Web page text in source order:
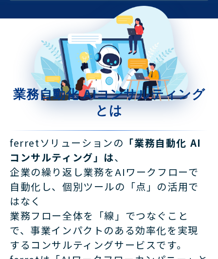
業務自動化 AIコンサルティング
とは
ferretソリューションの 「業務自動化 AI
コンサルティング」は、
企業の繰り返し業務をAIワークフローで
自動化し、個別ツールの「点」の活用で
はなく
業務フロー全体を「線」でつなぐこと
で、事業インパクトのある効率化を実現
するコンサルティングサービスです。